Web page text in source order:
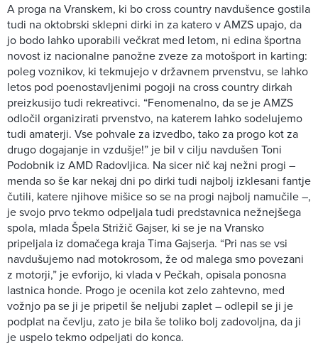
A proga na Vranskem, ki bo cross country navdušence gostila
tudi na oktobrski sklepni dirki in za katero v AMZS upajo, da
jo bodo lahko uporabili večkrat med letom, ni edina športna
novost iz nacionalne panožne zveze za motošport in karting:
poleg voznikov, ki tekmujejo v državnem prvenstvu, se lahko
letos pod poenostavljenimi pogoji na cross country dirkah
preizkusijo tudi rekreativci. “Fenomenalno, da se je AMZS
odločil organizirati prvenstvo, na katerem lahko sodelujemo
tudi amaterji. Vse pohvale za izvedbo, tako za progo kot za
drugo dogajanje in vzdušje!” je bil v cilju navdušen Toni
Podobnik iz AMD Radovljica. Na sicer nič kaj nežni progi –
menda so še kar nekaj dni po dirki tudi najbolj izklesani fantje
čutili, katere njihove mišice so se na progi najbolj namučile –,
je svojo prvo tekmo odpeljala tudi predstavnica nežnejšega
spola, mlada Špela Strižič Gajser, ki se je na Vransko
pripeljala iz domačega kraja Tima Gajserja. “Pri nas se vsi
navdušujemo nad motokrosom, že od malega smo povezani
z motorji,” je evforijo, ki vlada v Pečkah, opisala ponosna
lastnica honde. Progo je ocenila kot zelo zahtevno, med
vožnjo pa se ji je pripetil še neljubi zaplet – odlepil se ji je
podplat na čevlju, zato je bila še toliko bolj zadovoljna, da ji
je uspelo tekmo odpeljati do konca.